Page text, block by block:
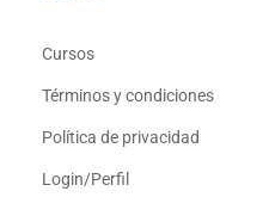
Cursos
Términos y condiciones
Política de privacidad
Login/Perfil